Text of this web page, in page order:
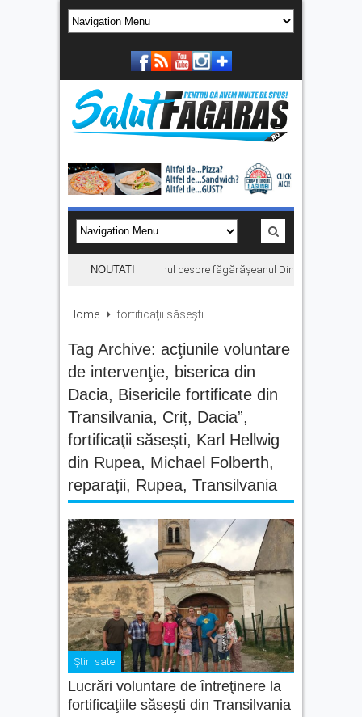
NOUTATI
„Hoinari prin munți”, filmul despre făgărășeanul Dinu Mititeanu, se
Home fortificaţii săseşti
Tag Archive: acţiunile voluntare
de intervenţie, biserica din
Dacia, Bisericile fortificate din
Transilvania, Criț, Dacia”,
fortificaţii săseşti, Karl Hellwig
din Rupea, Michael Folberth,
reparații, Rupea, Transilvania
Știri sate
Lucrări voluntare de întreţinere la
fortificaţiile săseşti din Transilvania